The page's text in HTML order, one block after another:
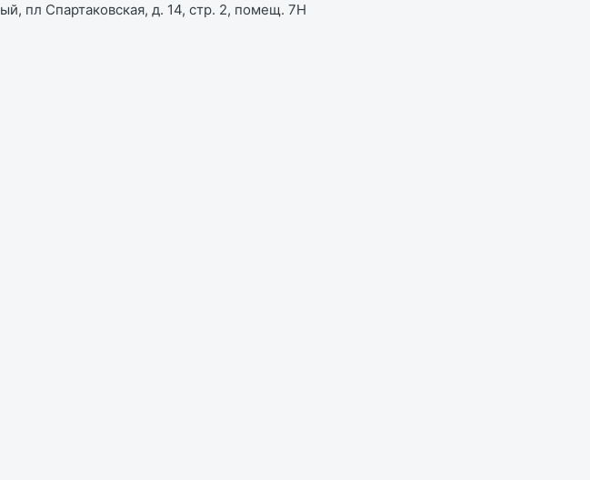
пл Спартаковская, д. 14, стр. 2, помещ. 7Н